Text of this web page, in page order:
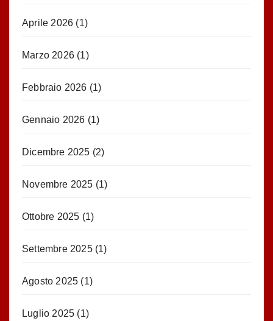
Aprile 2026 (1)
Marzo 2026 (1)
Febbraio 2026 (1)
Gennaio 2026 (1)
Dicembre 2025 (2)
Novembre 2025 (1)
Ottobre 2025 (1)
Settembre 2025(1)
Agosto 2025 (1)
Luglio 2025 (1)